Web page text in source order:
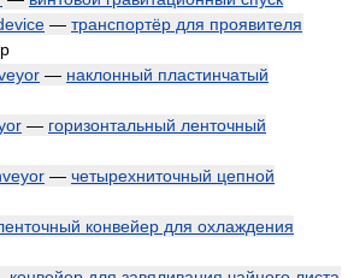
— транспортёр для проявителя
— наклонный пластинчатый
— горизонтальный ленточный
— четырехниточный цепной
конвейер для охлаждения